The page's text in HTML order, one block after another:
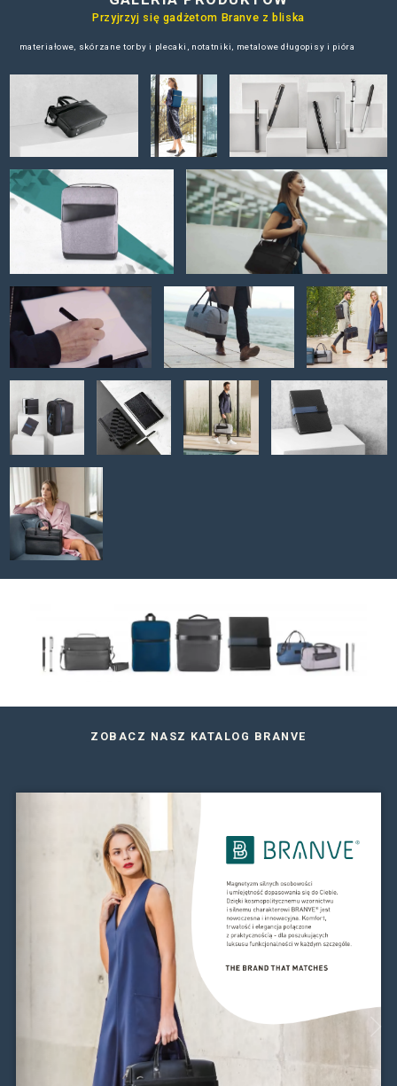
GALERIA
Przyjrzyj się gadżetom Branve z
materiałowe, skórzane torby i plecaki, notatniki,